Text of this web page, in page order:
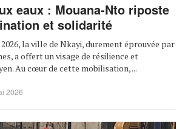
eaux : Mouana-Nto riposte
et solidarité
la ville de Nkayi, durement éprouvée par
a offert un visage de résilience et
Au cœur de cette mobilisation, ...
2026